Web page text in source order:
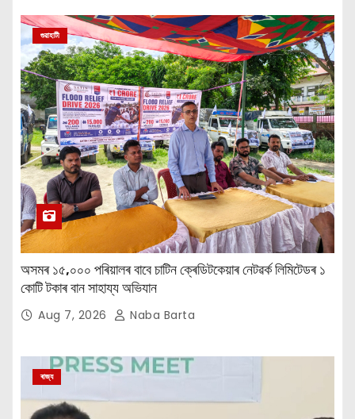
গুৱাহাটী
অসমৰ ১৫,০০০ পৰিয়ালৰ বাবে চাটিন ক্ৰেডিটকেয়াৰ নেটৱৰ্ক লিমিটেডৰ ১
কোটি টকাৰ বান সাহায্য অভিযান
Aug 7, 2026 Naba Barta
ৰাজ্য